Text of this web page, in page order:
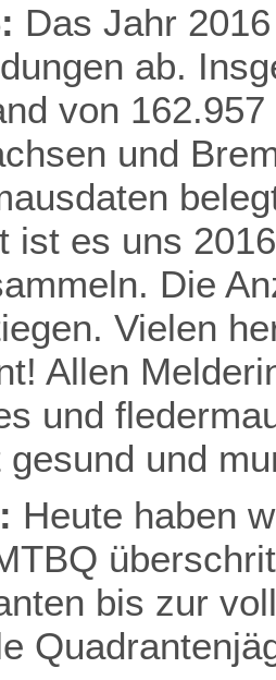
Das Jahr
ab.
von
und
ist es uns
Die
Vielen
Allen
und
und
Heute haben
bis zur